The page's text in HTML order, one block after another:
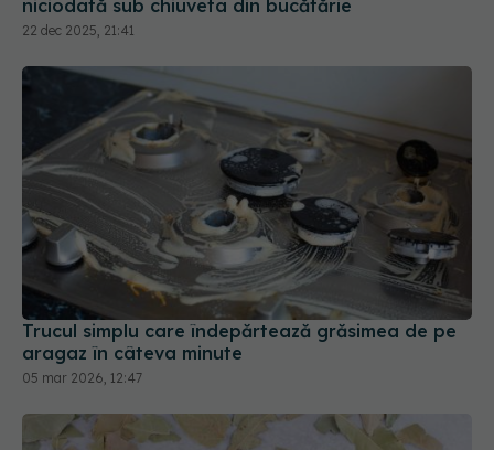
niciodată sub chiuveta din bucătărie
22 dec 2025, 21:41
Trucul simplu care îndepărtează grăsimea de pe
aragaz în câteva minute
05 mar 2026, 12:47